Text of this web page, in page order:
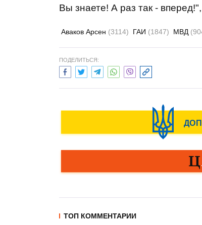
Вы знаете! А раз так - вперед!
Аваков Арсен (3114) ГАИ (1847) МВД
ПОДЕЛИТЬСЯ:
ТОП КОММЕНТАРИИ